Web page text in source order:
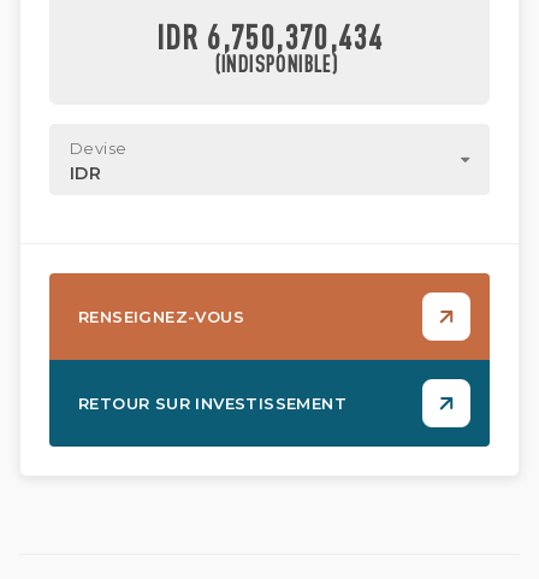
IDR 6,750,370,434
(INDISPONIBLE)
Devise
IDR
RENSEIGNEZ-VOUS
RETOUR SUR INVESTISSEMENT